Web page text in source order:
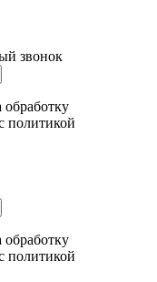
звонок
обработку
политикой
обработку
политикой